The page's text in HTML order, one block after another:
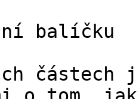
balíčku
částech